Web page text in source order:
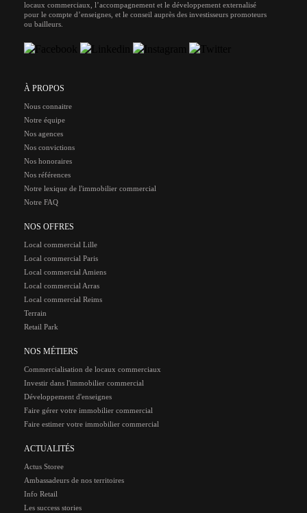
locaux commerciaux, l’accompagnement et le développement externalisé
pour le compte d’enseignes, et le conseil auprès des investisseurs promoteurs
ou bailleurs.
À PROPOS
Nous connaitre
Notre équipe
Nos agences
Nos convictions
Nos honoraires
Nos références
Notre lexique de l'immobilier commercial
Notre FAQ
NOS OFFRES
Local commercial Lille
Local commercial Paris
Local commercial Amiens
Local commercial Arras
Local commercial Reims
Terrain
Retail Park
NOS MÉTIERS
Commercialisation de locaux commerciaux
Investir dans l'immobilier commercial
Développement d'enseignes
Faire gérer votre immobilier commercial
Faire estimer votre immobilier commercial
ACTUALITÉS
Actus Storee
Ambassadeurs de nos territoires
Info Retail
Les success stories